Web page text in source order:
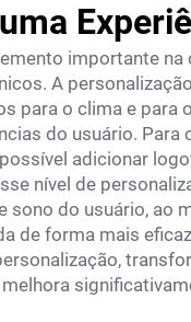
importante
A
para o clima e para
do usuário.
adicionar
nível de
do usuário, ao
de forma mais